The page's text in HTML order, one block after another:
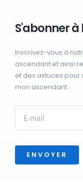
S'abonner
Inscrivez-vous à
ascendant et ainsi
et des astuces pour
mon ascendant :
ENVOYER